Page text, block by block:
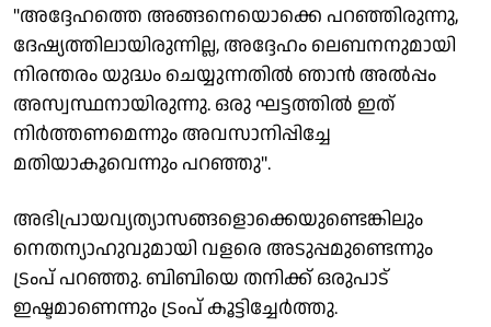
"അദ്ദേഹത്തെ അങ്ങനെയൊക്കെ പറഞ്ഞിരുന്നു,
ദേഷ്യത്തിലായിരുന്നില്ല, അദ്ദേഹം ലെബനനുമായി
നിരന്തരം യുദ്ധം ചെയ്യുന്നതില്‍ ഞാന്‍ അല്‍പ്പം
അസ്വസ്ഥനായിരുന്നു. ഒരു ഘട്ടത്തില്‍ ഇത്
നിര്‍ത്തണമെന്നും അവസാനിപ്പിച്ചേ
മതിയാകൂവെന്നും പറഞ്ഞു''.
അഭിപ്രായവ്യത്യാസങ്ങളൊക്കെയുണ്ടെങ്കിലും
നെതന്യാഹുവുമായി വളരെ അടുപ്പമുണ്ടെന്നും
ട്രംപ് പറഞ്ഞു. ബിബിയെ തനിക്ക് ഒരുപാട്
ഇഷ്ടമാണെന്നും ട്രംപ് കൂട്ടിച്ചേര്‍ത്തു.